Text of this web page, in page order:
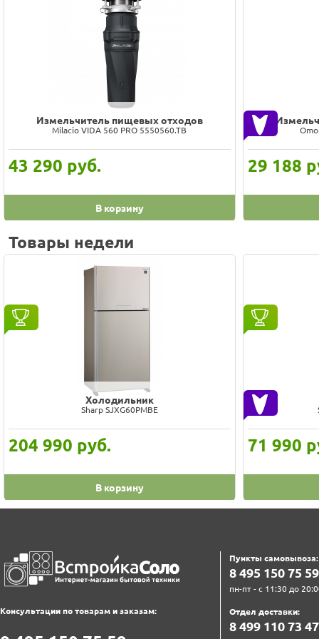
Измельчитель пищевых отходов
Milacio VIDA 560 PRO 5550560.TB
43 290 руб.
В корзину
29 188
Товары недели
Холодильник
Sharp SJXG60PMBE
204 990 руб.
В корзину
71 990
Консультации по товарам и заказам:
Пункты самовывоза:
8‍ 4‍9‍5‍ 1‍5‍0‍ 7‍5‍ 5‍9‍
пн-пт - с 11:30 до
Отдел доставки:
8‍ 4‍9‍9‍ 1‍1‍0‍ 7‍3‍ 4‍7‍